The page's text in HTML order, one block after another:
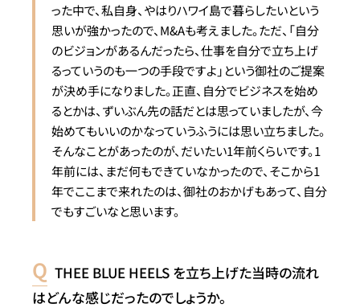
った中で、私自身、やはりハワイ島で暮らしたいという
思いが強かったので、 M&Aも考えました。ただ、「自分
のビジョンがあるんだったら、仕事を自分で立ち上げ
るっていうのも一つの手段ですよ」という御社のご提案
が決め手になりました。正直、自分でビジネスを始め
るとかは、ずいぶん先の話だとは思っていましたが、今
始めてもいいのかなっていうふうには思い立ちました。
そんなことがあったのが、だいたい1年前くらいです。1
年前には、まだ何もできていなかったので、そこから1
年でここまで来れたのは、御社のおかげもあって、自分
でもすごいなと思います。
THEE BLUE HEELS を立ち上げた当時の流れ
はどんな感じだったのでしょうか。